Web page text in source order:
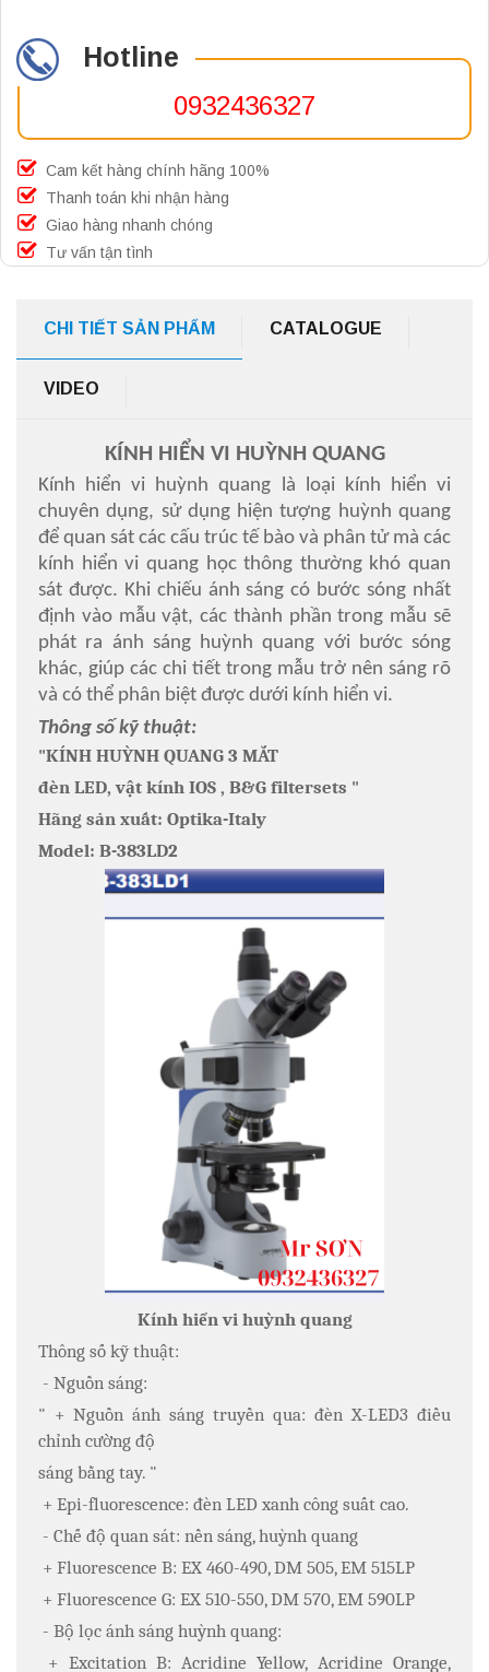
Hotline
0932436327
Cam kết hàng chính hãng 100%
Thanh toán khi nhận hàng
Giao hàng nhanh chóng
Tư vấn tận tình
CHI TIẾT SẢN PHẨM CATALOGUE
VIDEO
KÍNH HIỂN VI HUỲNH QUANG
Kính hiển vi huỳnh quang là loại kính hiển vi
chuyên dụng, sử dụng hiện tượng huỳnh quang
để quan sát các cấu trúc tế bào và phân tử mà các
kính hiển vi quang học thông thường khó quan
sát được. Khi chiếu ánh sáng có bước sóng nhất
định vào mẫu vật, các thành phần trong mẫu sẽ
phát ra ánh sáng huỳnh quang với bước sóng
khác, giúp các chi tiết trong mẫu trở nên sáng rõ
và có thể phân biệt được dưới kính hiển vi.
Thông số kỹ thuật:
"KÍNH HUỲNH QUANG 3 MẮT
đèn LED, vật kính IOS , B&G filtersets "
Hãng sản xuất: Optika-Italy
Model: B-383LD2
Kính hiển vi huỳnh quang
Thông số kỹ thuật:
- Nguồn sáng:
" + Nguồn ánh sáng truyền qua: đèn X-LED3 điều
chỉnh cường độ
sáng bằng tay. "
+ Epi-fluorescence: đèn LED xanh công suất cao.
- Chế độ quan sát: nền sáng, huỳnh quang
+ Fluorescence B: EX 460-490, DM 505, EM 515LP
+ Fluorescence G: EX 510-550, DM 570, EM 590LP
- Bộ lọc ánh sáng huỳnh quang:
+ Excitation B: Acridine Yellow, Acridine Orange,